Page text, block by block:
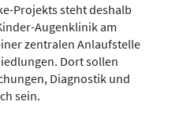
Projekts steht deshalb
Augenklinik am
zentralen Anlaufstelle
Dort sollen
Diagnostik und
sein.